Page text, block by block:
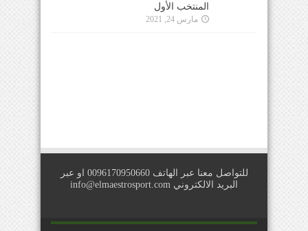
المنتخب الأول
مارس 24, 2021
للتواصل معنا عبر الهاتف 0096170950660 او عبر
البريد الالكتروني info@elmaestrosport.com